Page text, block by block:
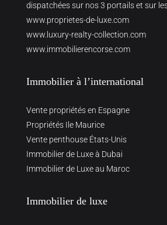
dispatchées sur nos 3 portails et sur
www.proprietes-de-luxe.com
www.luxury-realty-collection.com
www.immobilierencorse.com
Immobilier à l’international
Vente propriétés en Espagne
Propriétés Ile Maurice
Vente penthouse États-Unis
Immobilier de Luxe à Dubai
Immobilier de Luxe au Maroc
Immobilier de luxe